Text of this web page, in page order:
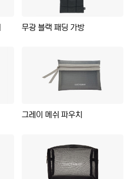
무광 블랙 패딩 가방
그레이 메쉬 파우치